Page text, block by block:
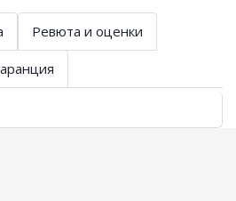
Ревюта и оценки